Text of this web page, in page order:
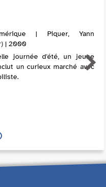
| Piquer, Yann
| 2000
journée d'été, un jeune
un curieux marché avec